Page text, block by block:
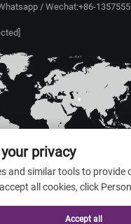
/ Wechat:+86-
voorbehouden. —
privacy
and similar tools to provide
all cookies, click
Accept all